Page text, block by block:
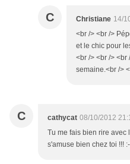
C Christiane 14/
<br /> <br />
et le chic pour
<br /> <br /> <br
semaine.<br />
C cathycat 08/10/2012
Tu me fais bien rire avec
s'amuse bien chez toi !!!